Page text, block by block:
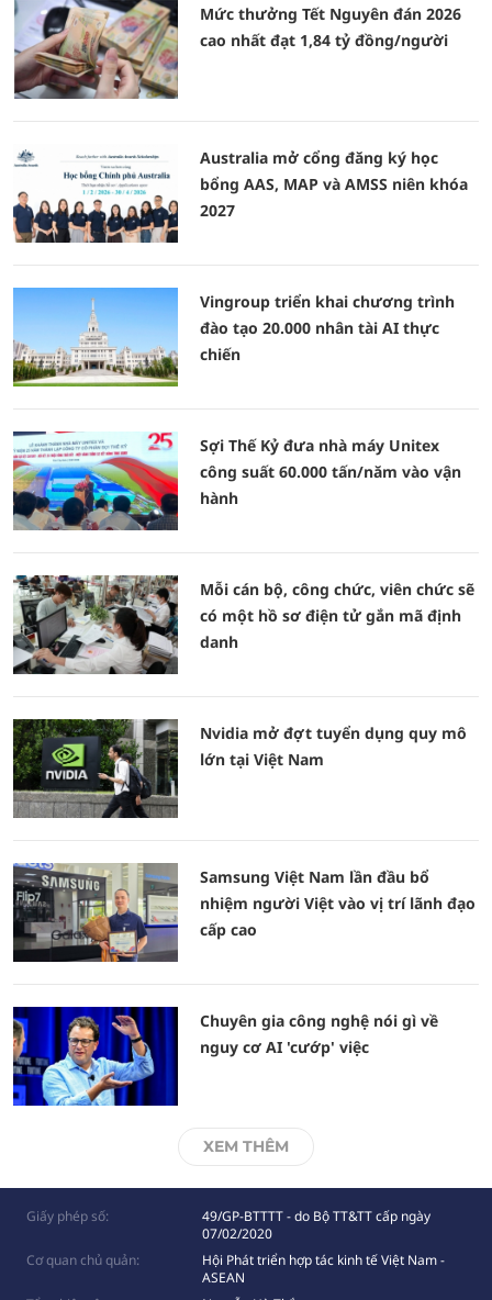
Mức thưởng Tết Nguyên đán 2026
cao nhất đạt 1,84 tỷ đồng/người
Australia mở cổng đăng ký học
bổng AAS, MAP và AMSS niên khóa
2027
Vingroup triển khai chương trình
đào tạo 20.000 nhân tài AI thực
chiến
Sợi Thế Kỷ đưa nhà máy Unitex
công suất 60.000 tấn/năm vào vận
hành
Mỗi cán bộ, công chức, viên chức sẽ
có một hồ sơ điện tử gắn mã định
danh
Nvidia mở đợt tuyển dụng quy mô
lớn tại Việt Nam
Samsung Việt Nam lần đầu bổ
nhiệm người Việt vào vị trí lãnh đạo
cấp cao
Chuyên gia công nghệ nói gì về
nguy cơ AI 'cướp' việc
XEM THÊM
Giấy phép số:
49/GP-BTTTT - do Bộ TT&TT cấp ngày
07/02/2020
Cơ quan chủ quản:
Hội Phát triển hợp tác kinh tế Việt Nam -
ASEAN